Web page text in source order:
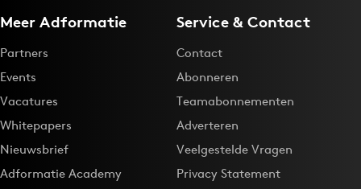
Meer Adformatie
Partners
Events
Vacatures
Whitepapers
Nieuwsbrief
Adformatie Academy
Service & Contact
Contact
Abonneren
Teamabonnementen
Adverteren
Veelgestelde Vragen
Privacy Statement